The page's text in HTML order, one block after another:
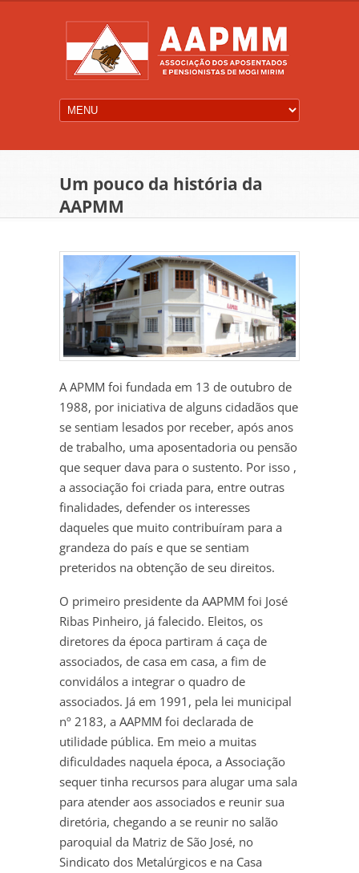
Um pouco da história da
AAPMM
A APMM foi fundada em 13 de outubro de
1988, por iniciativa de alguns cidadãos que
se sentiam lesados por receber, após anos
de trabalho, uma aposentadoria ou pensão
que sequer dava para o sustento. Por isso ,
a associação foi criada para, entre outras
finalidades, defender os interesses
daqueles que muito contribuíram para a
grandeza do país e que se sentiam
preteridos na obtenção de seu direitos.
O primeiro presidente da AAPMM foi José
Ribas Pinheiro, já falecido. Eleitos, os
diretores da época partiram á caça de
associados, de casa em casa, a fim de
convidálos a integrar o quadro de
associados. Já em 1991, pela lei municipal
nº 2183, a AAPMM foi declarada de
utilidade pública. Em meio a muitas
dificuldades naquela época, a Associação
sequer tinha recursos para alugar uma sala
para atender aos associados e reunir sua
diretória, chegando a se reunir no salão
paroquial da Matriz de São José, no
Sindicato dos Metalúrgicos e na Casa